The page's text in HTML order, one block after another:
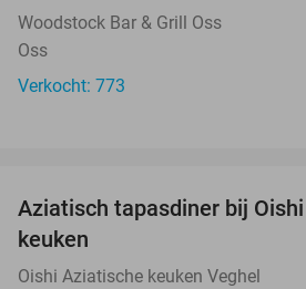
Woodstock Bar & Grill Oss
Oss
Verkocht: 773
Aziatisch tapasdiner bij
keuken
Oishi Aziatische keuken Veghel